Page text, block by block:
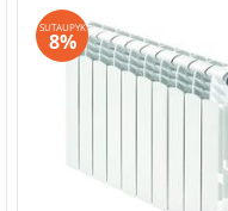
SUTAUPYK
8%